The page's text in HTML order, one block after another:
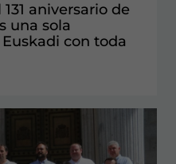
aniversario de
una sola
con toda